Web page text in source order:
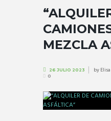
MEZCLA
26 JULIO 2023 by
0